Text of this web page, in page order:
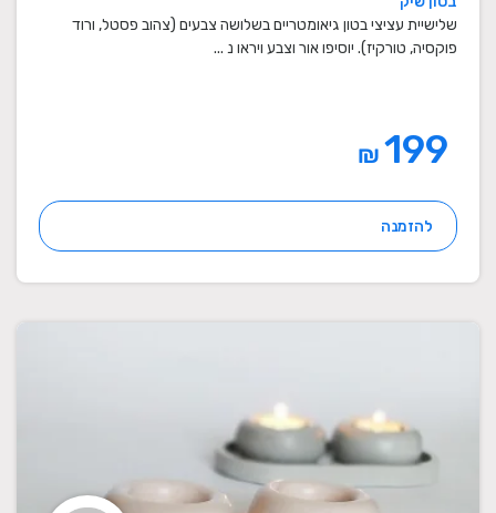
מתנות סוף שנה למורים
שלישיית עציצי בטון גיאומטריים בשלושה צבעים (צהוב פסטל, ורוד
פוקסיה, טורקיז). יוסיפו אור וצבע ויראו נ ...
₪
להזמנה